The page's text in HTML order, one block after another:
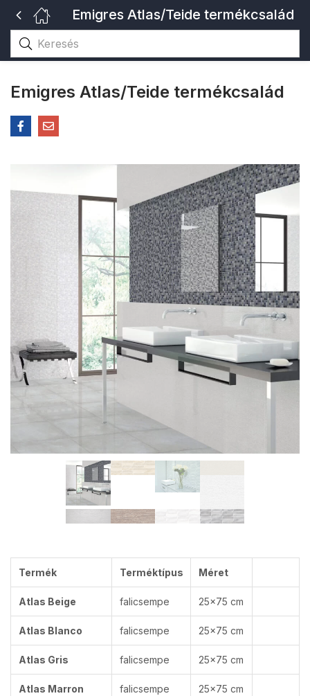
Emigres Atlas/Teide termékcsalád
Emigres Atlas/Teide termékcsalád
Termék Terméktípus Méret
Atlas Beige falicsempe 25×75 cm
Atlas Blanco falicsempe 25×75 cm
Atlas Gris falicsempe 25×75 cm
Atlas Marron falicsempe 25×75 cm